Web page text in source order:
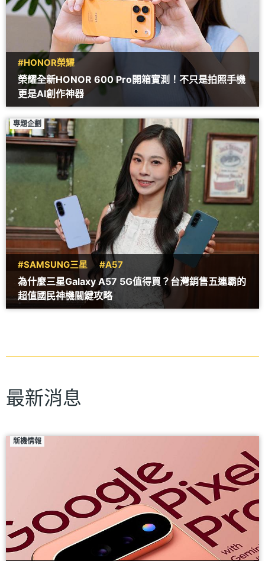
#HONOR榮耀
榮耀全新HONOR 600 Pro開箱實測！不只是拍照手機
更是AI創作神器
專題企劃
#SAMSUNG三星 #A57
為什麼三星Galaxy A57 5G值得買？台灣銷售五連霸的
超值國民神機關鍵攻略
最新消息
新機情報